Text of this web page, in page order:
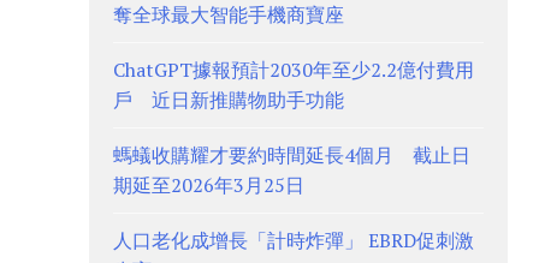
奪全球最大智能手機商寶座
ChatGPT據報預計2030年至少2.2億付費用
戶 近日新推購物助手功能
螞蟻收購耀才要約時間延長4個月 截止日
期延至2026年3月25日
人口老化成增長「計時炸彈」 EBRD促刺激